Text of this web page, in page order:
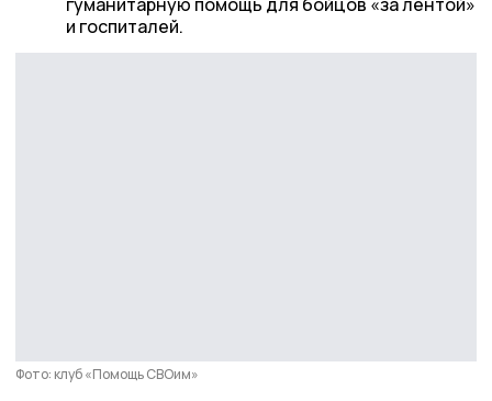
и госпиталей.
Фото: клуб «Помощь СВОим»